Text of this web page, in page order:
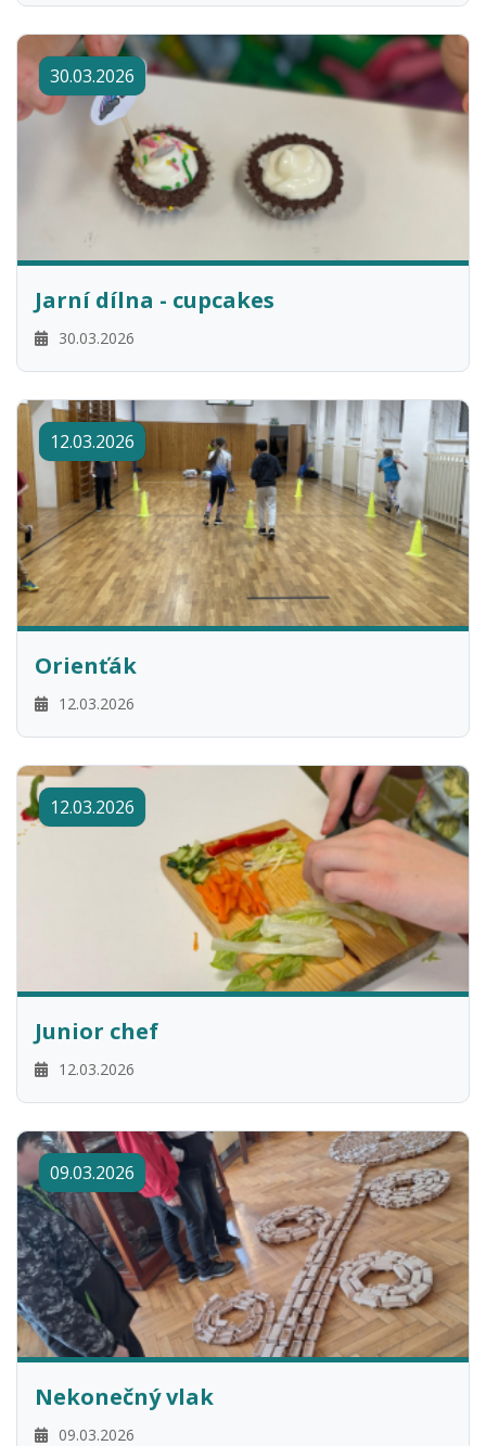
30.03.2026
Jarní dílna - cupcakes
30.03.2026
12.03.2026
Orienťák
12.03.2026
12.03.2026
Junior chef
12.03.2026
09.03.2026
Nekonečný vlak
09.03.2026